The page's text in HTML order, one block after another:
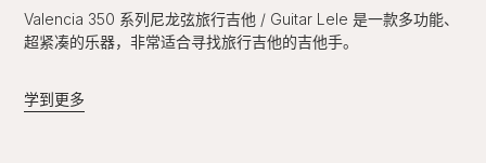
Valencia 350 系列尼龙弦旅行吉他 / Guitar Lele 是一款多功能、
超紧凑的乐器，非常适合寻找旅行吉他的吉他手。
学到更多